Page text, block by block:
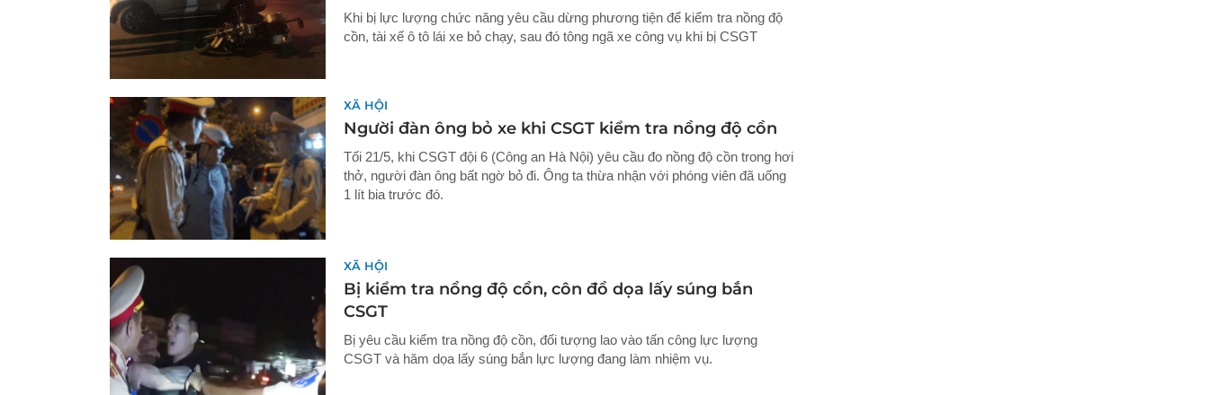
Khi bị lực lượng chức năng yêu cầu dừng phương tiện để kiểm tra nồng độ
cồn, tài xế ô tô lái xe bỏ chạy, sau đó tông ngã xe công vụ khi bị CSGT
XÃ HỘI
Người đàn ông bỏ xe khi CSGT kiểm tra nồng độ cồn
Tối 21/5, khi CSGT đội 6 (Công an Hà Nội) yêu cầu đo nồng độ cồn trong hơi
thở, người đàn ông bất ngờ bỏ đi. Ông ta thừa nhận với phóng viên đã uống
1 lít bia trước đó.
XÃ HỘI
Bị kiểm tra nồng độ cồn, côn đồ dọa lấy súng bắn
CSGT
Bị yêu cầu kiểm tra nồng độ cồn, đối tượng lao vào tấn công lực lượng
CSGT và hăm dọa lấy súng bắn lực lượng đang làm nhiệm vụ.